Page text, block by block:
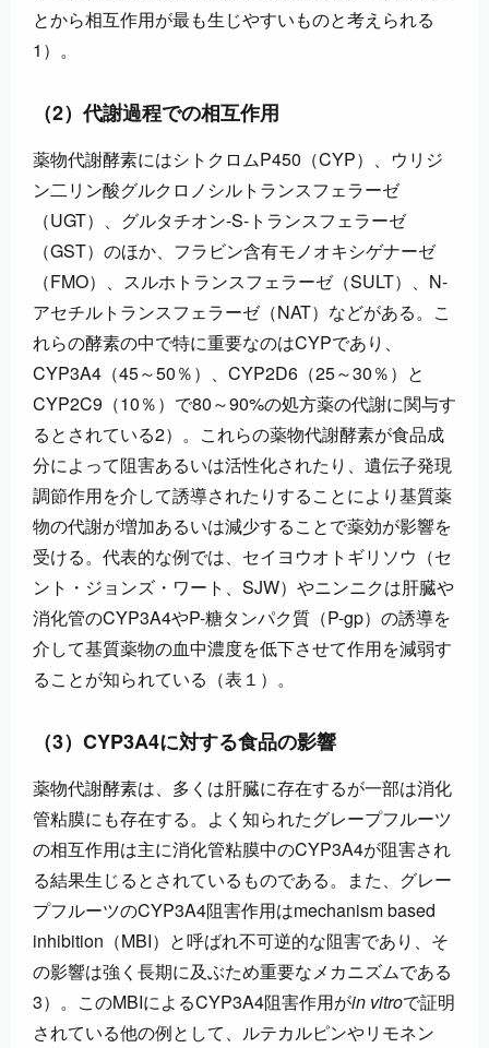
とから相互作用が最も生じやすいものと考えられる
1）。
（2）代謝過程での相互作用
薬物代謝酵素にはシトクロムP450（CYP）、ウリジ
ン二リン酸グルクロノシルトランスフェラーゼ
（UGT）、グルタチオン-S-トランスフェラーゼ
（GST）のほか、フラビン含有モノオキシゲナーゼ
（FMO）、スルホトランスフェラーゼ（SULT）、N-
アセチルトランスフェラーゼ（NAT）などがある。こ
れらの酵素の中で特に重要なのはCYPであり、
CYP3A4（45～50％）、CYP2D6（25～30％）と
CYP2C9（10％）で80～90%の処方薬の代謝に関与す
るとされている2）。これらの薬物代謝酵素が食品成
分によって阻害あるいは活性化されたり、遺伝子発現
調節作用を介して誘導されたりすることにより基質薬
物の代謝が増加あるいは減少することで薬効が影響を
受ける。代表的な例では、セイヨウオトギリソウ（セ
ント・ジョンズ・ワート、SJW）やニンニクは肝臓や
消化管のCYP3A4やP-糖タンパク質（P-gp）の誘導を
介して基質薬物の血中濃度を低下させて作用を減弱す
ることが知られている（表１）。
（3）CYP3A4に対する食品の影響
薬物代謝酵素は、多くは肝臓に存在するが一部は消化
管粘膜にも存在する。よく知られたグレープフルーツ
の相互作用は主に消化管粘膜中のCYP3A4が阻害され
る結果生じるとされているものである。また、グレー
プフルーツのCYP3A4阻害作用はmechanism based
inhibition（MBI）と呼ばれ不可逆的な阻害であり、そ
の影響は強く長期に及ぶため重要なメカニズムである
3）。このMBIによるCYP3A4阻害作用がin vitroで証明
されている他の例として、ルテカルピンやリモネン